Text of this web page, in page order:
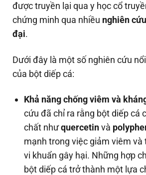
được truyền lại qua y học cổ
chứng minh qua nhiều nghiên
đại.
Dưới đây là một số nghiên cứu
của bột diếp cá:
Khả năng chống viêm và
cứu đã chỉ ra rằng bột diếp cá
chất nhưquercetinvà
mạnh trong việc giảm viêm và
vi khuẩn gây hại. Những hợp
bột diếp cá trở thành một lựa